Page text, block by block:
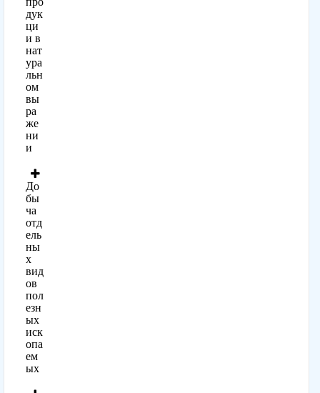
дук
ци
и в
нат
ура
льн
ом
вы
ра
же
ни
и
До
бы
ча
отд
ель
ны
х
вид
ов
пол
езн
ых
иск
опа
ем
ых